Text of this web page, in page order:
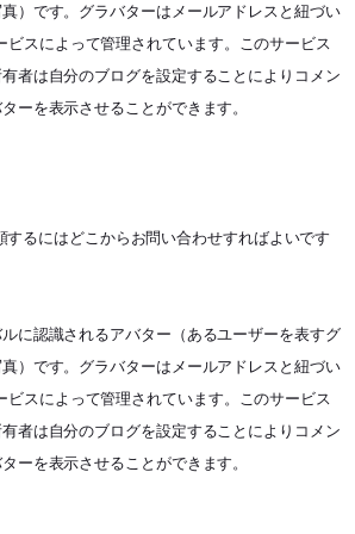
）です。グラバターはメールアドレスと紐づい
ビスによって管理されています。このサービス
者は自分のブログを設定することによりコメン
ーを表示させることができます。
するにはどこからお問い合わせすればよいです
に認識されるアバター（あるユーザーを表すグ
）です。グラバターはメールアドレスと紐づい
ビスによって管理されています。このサービス
者は自分のブログを設定することによりコメン
ーを表示させることができます。